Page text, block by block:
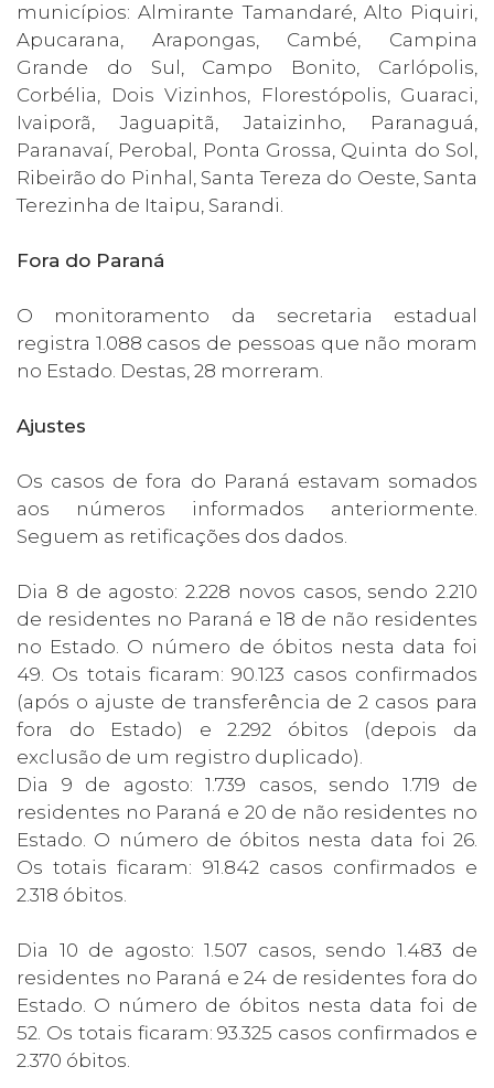
municípios: Almirante Tamandaré, Alto Piquiri,
Apucarana, Arapongas, Cambé, Campina
Grande do Sul, Campo Bonito, Carlópolis,
Corbélia, Dois Vizinhos, Florestópolis, Guaraci,
Ivaiporã, Jaguapitã, Jataizinho, Paranaguá,
Paranavaí, Perobal, Ponta Grossa, Quinta do Sol,
Ribeirão do Pinhal, Santa Tereza do Oeste, Santa
Terezinha de Itaipu, Sarandi.
Fora do Paraná
O monitoramento da secretaria estadual
registra 1.088 casos de pessoas que não moram
no Estado. Destas, 28 morreram.
Ajustes
Os casos de fora do Paraná estavam somados
aos números informados anteriormente.
Seguem as retificações dos dados.
Dia 8 de agosto: 2.228 novos casos, sendo 2.210
de residentes no Paraná e 18 de não residentes
no Estado. O número de óbitos nesta data foi
49. Os totais ficaram: 90.123 casos confirmados
(após o ajuste de transferência de 2 casos para
fora do Estado) e 2.292 óbitos (depois da
exclusão de um registro duplicado).
Dia 9 de agosto: 1.739 casos, sendo 1.719 de
residentes no Paraná e 20 de não residentes no
Estado. O número de óbitos nesta data foi 26.
Os totais ficaram: 91.842 casos confirmados e
2.318 óbitos.
Dia 10 de agosto: 1.507 casos, sendo 1.483 de
residentes no Paraná e 24 de residentes fora do
Estado. O número de óbitos nesta data foi de
52. Os totais ficaram: 93.325 casos confirmados e
2.370 óbitos.